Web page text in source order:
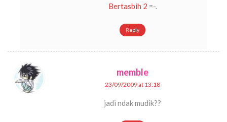
Bertasbih 2 =-.
Reply
memble
23/09/2009 at 13:18
jadi ndak mudik??